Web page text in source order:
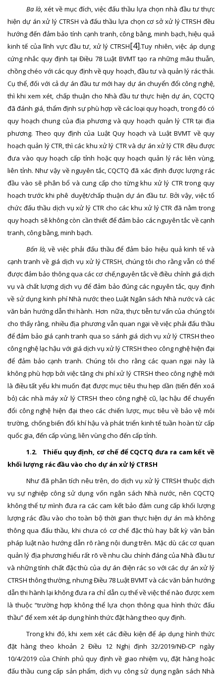
Balà, xét về mục đích, việc đấu thầu lựa chọn nhà đầu tư thực
hiện dự án xử lý CTRSH và đấu thầu lựa chọn cơ sở xử lý CTRSH đều
hướng đến đảm bảo tính cạnh tranh, công bằng, minh bạch, hiệu quả
kinh tế của lĩnh vực đầu tư, xử lý CTRSH[4].Tuy nhiên,việc áp dụng
cứng nhắc quy định tại Điều 78 Luật BVMT tạo ra những mâu thuẫn,
chồng chéo với các quy định về quy hoạch, đầu tư và quản lý rác thải.
Cụ thể, đối với cả dự án đầu tư mới hay dự án chuyển đổi công nghệ,
thì khi xem xét, chấp thuận cho Nhà đầu tư thực hiện dự án, CQCTQ
đã đánh giá, thẩm định sự phù hợp về các loại quy hoạch, trong đó có
quy hoạch chung của địa phương và quy hoạch quản lý CTR tại địa
phương. Theo quy định của Luật Quy hoạch và Luật BVMT về quy
hoạch quản lý CTR, thì các khu xử lý CTR và dự án xử lý CTR đều được
đưa vào quy hoạch cấp tỉnh hoặc quy hoạch quản lý rác liên vùng,
liên tỉnh. Như vậyvề nguyên tắc,CQCTQđã xác định được lượng rác
đầu vào sẽ phân bổ và cung cấp cho từng khu xử lý CTR trong quy
hoạch trước khi phê duyệt/chấp thuận dự án đầu tư. Bởi vậy, việc tổ
chức đấu thầu dịch vụ xử lý CTR cho các khu xử lý CTR đã nằm trong
quy hoạch sẽ không còn cần thiết để đảm bảo các nguyên tắc về cạnh
tranh, công bằng, minh bạch.
Bốn là, vềviệc phải đấu thầu đểđảm bảo hiệu quả kinh tế và
cạnh tranh về giá dịch vụ xử lý CTRSH, chúng tôi cho rằng vẫn có thể
được đảm bảo thông qua các cơ chế,nguyên tắc về điều chỉnh giá dịch
vụ và chất lượng dịch vụ để đảm bảo đúng các nguyên tắc, quy định
về sử dụng kinh phí Nhà nước theo Luật Ngân sách Nhà nước và các
văn bản hướng dẫn thi hành. Hơn nữa, thực tiễn tư vấn của chúng tôi
cho thấy rằng, nhiều địa phương vẫn quan ngại về việc phải đấu thầu
để đảm bảo giá cạnh tranh qua so sánh giá dịch vụ xử lý CTRSH theo
công nghệ lạc hậu với giá dịch vụ xử lý CTRSH theo công nghệ hiện đại
để đảm bảo cạnh tranh. Chúng tôi cho rằng các quan ngại này là
không phù hợp bởi việc tăng chi phí xử lý CTRSH theo công nghệ mới
là điều tất yếu khi muốn đạt được mục tiêu thu hẹp dần (tiến đến xoá
bỏ) các nhà máy xử lý CTRSH theo công nghệ cũ, lạc hậu để chuyển
đổi công nghệ hiện đại theo các chiến lược, mục tiêu về bảo vệ môi
trường, chống biến đổi khí hậu và phát triển kinh tế tuần hoàn từ cấp
quốc gia, đến cấp vùng, liên vùng cho đến cấp tỉnh.
1.2.
Thiếu quy định, cơ chế để CQCTQ đưa ra cam kết về
khối lượng rác đầu vào cho dự án xử lý CTRSH
Như đã phân tích nêu trên, do dịch vụ xử lý CTRSH thuộc dịch
vụ sự nghiệp công sử dụng vốn ngân sách Nhà nước, nên CQCTQ
không thể tự mình đưa ra các cam kết bảo đảm cung cấp khối lượng
lượng rác đầu vào cho toàn bộ thời gian thực hiện dự án mà không
thông qua đấu thầu, khi chưa có cơ chế đặc thù hay bất kỳ văn bản
pháp luật nào hướng dẫn rõ ràng nội dung trên. Mặc dù các cơ quan
quản lý địa phương hiểu rất rõ về nhu cầu chính đáng của Nhà đầu tư
và những tính chất đặc thù của dự án điện rác so với các dự án xử lý
CTRSH thông thường, nhưng Điều 78 Luật BVMT và các văn bản hướng
dẫn thi hành lại không đưa ra chỉ dẫn cụ thể về việc thế nào được xem
là thuộc “trường hợp không thể lựa chọn thông qua hình thức đấu
thầu” để xem xét áp dụng hình thức đặt hàng theo quy định.
Trong khi đó, khi xem xét các điều kiện để áp dụng hình thức
đặt hàng theo khoản 2 Điều 12 Nghị định 32/2019/NĐ-CP ngày
10/4/2019 của Chính phủ quy định về giao nhiệm vụ, đặt hàng hoặc
đấu thầu cung cấp sản phẩm, dịch vụ công sử dụng ngân sách Nhà